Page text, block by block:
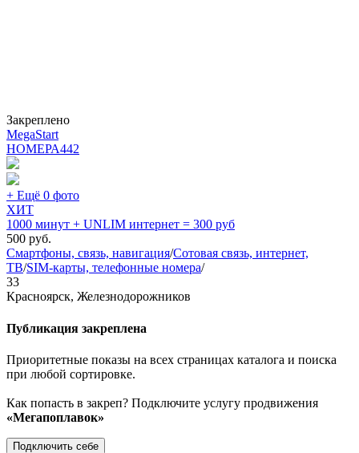
Закреплено
MegaStart
НОМЕРА442
+ Ещё 0 фото
ХИТ
1000 минут + UNLIM интернет = 300 руб
500 руб.
Смартфоны, связь, навигация/Сотовая связь, интернет,
ТВ/SIM-карты, телефонные номера/
33
Красноярск, Железнодорожников
Публикация закреплена
Приоритетные показы на всех страницах каталога и поиска
при любой сортировке.
Как попасть в закреп? Подключите услугу продвижения
«Мегапоплавок»
Подключить себе